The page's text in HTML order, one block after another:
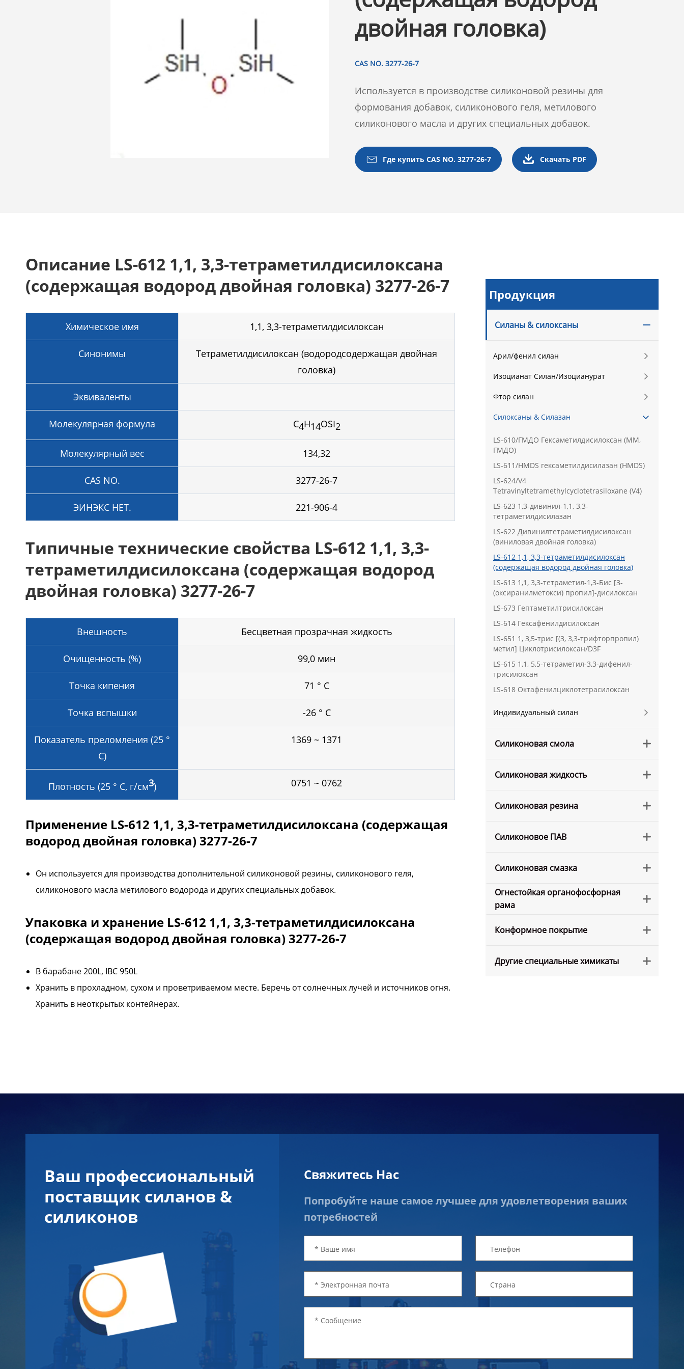
двойная головка)
CAS NO. 3277-26-7
Используется в производстве силиконовой резины для
формования добавок, силиконового геля, метилового
силиконового масла и других специальных добавок.
 Где купить CAS NO. 3277-26-7  Скачать PDF
Описание LS-612 1,1, 3,3-тетраметилдисилоксана
(содержащая водород двойная головка) 3277-26-7
Химическое имя 1,1, 3,3-тетраметилдисилоксан
Синонимы
Тетраметилдисилоксан (водородсодержащая двойная
головка)
Эквиваленты
Молекулярная формула С4H14OSI2
Молекулярный вес 134,32
CAS NO. 3277-26-7
ЭИНЭКС НЕТ. 221-906-4
Типичные технические свойства LS-612 1,1, 3,3-
тетраметилдисилоксана (содержащая водород
двойная головка) 3277-26-7
Внешность Бесцветная прозрачная жидкость
Очищенность (%) 99,0 мин
Точка кипения 71 ° С
Точка вспышки -26 ° С
Показатель преломления (25 °
C)
1369 ~ 1371
Плотность (25 ° C, г/см3) 0751 ~ 0762
Применение LS-612 1,1, 3,3-тетраметилдисилоксана (содержащая
водород двойная головка) 3277-26-7
Он используется для производства дополнительной силиконовой резины, силиконового геля,
силиконового масла метилового водорода и других специальных добавок.
Упаковка и хранение LS-612 1,1, 3,3-тетраметилдисилоксана
(содержащая водород двойная головка) 3277-26-7
В барабане 200L, IBC 950L
Хранить в прохладном, сухом и проветриваемом месте. Беречь от солнечных лучей и источников огня.
Хранить в неоткрытых контейнерах.
Продукция
Силаны & силоксаны 
Арил/фенил силан 
Изоцианат Силан/Изоцианурат 
Фтор силан 
Силоксаны & Силазан 
LS-610/ГМДО Гексаметилдисилоксан (ММ,
ГМДО)
LS-611/HMDS гексаметилдисилазан (HMDS)
LS-624/V4
Tetravinyltetramethylcyclotetrasiloxane (V4)
LS-623 1,3-дивинил-1,1, 3,3-
тетраметилдисилазан
LS-622 Дивинилтетраметилдисилоксан
(виниловая двойная головка)
LS-612 1,1, 3,3-тетраметилдисилоксан
(содержащая водород двойная головка)
LS-613 1,1, 3,3-тетраметил-1,3-Бис [3-
(оксиранилметокси) пропил]-дисилоксан
LS-673 Гептаметилтрисилоксан
LS-614 Гексафенилдисилоксан
LS-651 1, 3,5-трис [(3, 3,3-трифторпропил)
метил] Циклотрисилоксан/D3F
LS-615 1,1, 5,5-тетраметил-3,3-дифенил-
трисилоксан
LS-618 Октафенилциклотетрасилоксан
Индивидуальный силан 
Силиконовая смола 
Силиконовая жидкость 
Силиконовая резина 
Силиконовое ПАВ 
Силиконовая смазка 
Огнестойкая органофосфорная
рама

Конформное покрытие 
Другие специальные химикаты 
Ваш профессиональный
поставщик силанов &
силиконов
Свяжитесь Нас
Попробуйте наше самое лучшее для удовлетворения ваших
потребностей